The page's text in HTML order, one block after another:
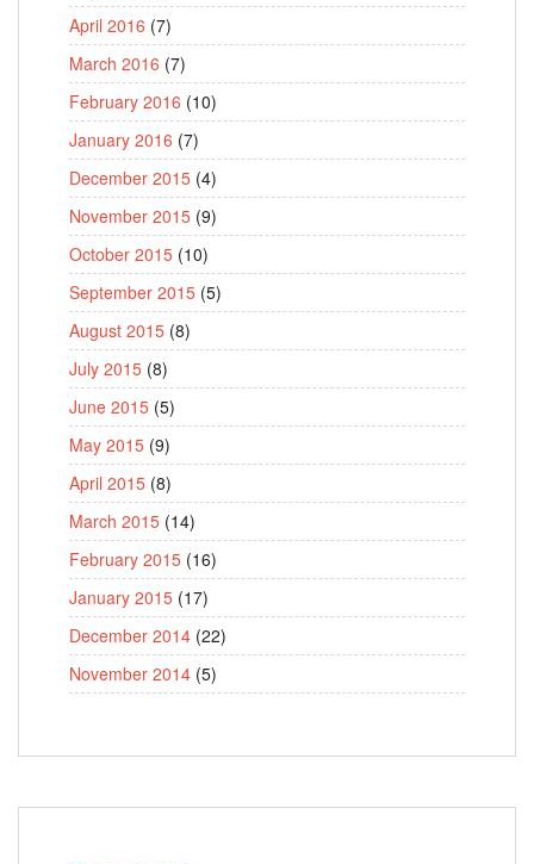
April 2016 (7)
March 2016 (7)
February 2016 (10)
January 2016 (7)
December 2015 (4)
November 2015 (9)
October 2015 (10)
September 2015 (5)
August 2015 (8)
July 2015 (8)
June 2015 (5)
May 2015 (9)
April 2015 (8)
March 2015 (14)
February 2015 (16)
January 2015 (17)
December 2014 (22)
November 2014 (5)